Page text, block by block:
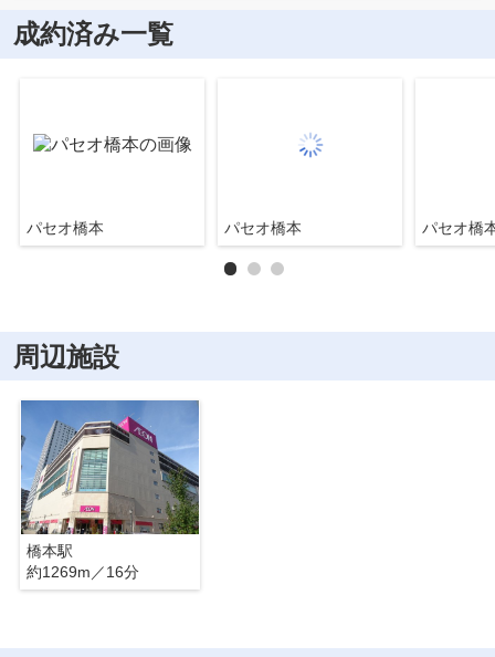
成約済み一覧
パセオ橋本 パセオ橋本 パセオ橋
周辺施設
橋本駅
約1269m／16分